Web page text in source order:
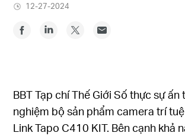
12-27-2024
BBT Tạp chí Thế Giới Số thực sự ấn
nghiệm bộ sản phẩm camera trí
Link Tapo C410 KIT. Bên cạnh khả